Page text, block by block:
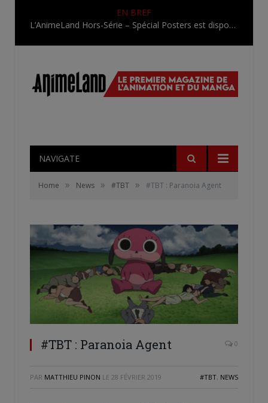
EN BREF
L’AnimeLand Hors-Série – Spécial Posters est disponible !
NAVIGATE
Home » News » #TBT » #TBT : Paranoia Agent
#TBT : Paranoia Agent 0
PAR MATTHIEU PINON LE 28 FÉVRIER 2019 #TBT, NEWS